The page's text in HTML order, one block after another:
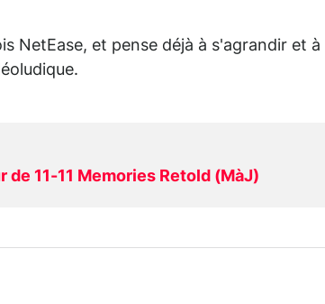
NetEase, et pense déjà à s'agrandir et à
11-11 Memories Retold (MàJ)